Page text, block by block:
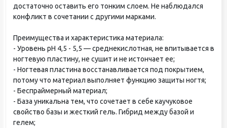
достаточно оставить его тонким слоем. Не наблюдался
конфликт в сочетании с другими марками.
Преимущества и характеристика материала:
- Уровень рН 4,5 - 5,5 — среднекислотная, не впитывается в
ногтевую пластину, не сушит и не истончает ее;
- Ногтевая пластина восстанавливается под покрытием,
потому что материал выполняет функцию защиты ногтя;
- Беспраймерный материал;
- База уникальна тем, что сочетает в себе каучуковое
свойство базы и жесткий гель. Гибрид между базой и
гелем;